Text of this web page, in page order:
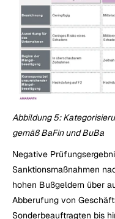
Abbildung 5:
gemäß BaFin und BuBa
Negative
Sanktionsmaßnahmen
hohen Bußgeldern über
Abberufung von
Sonderbeauftragten bis